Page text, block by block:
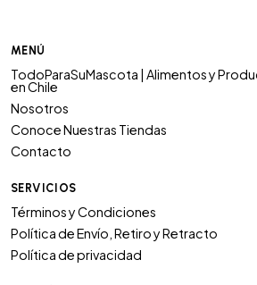
MENÚ
TodoParaSuMascota | Alimentos y
en Chile
Nosotros
Conoce Nuestras Tiendas
Contacto
SERVICIOS
Términos y Condiciones
Política de Envío, Retiro y Retracto
Política de privacidad